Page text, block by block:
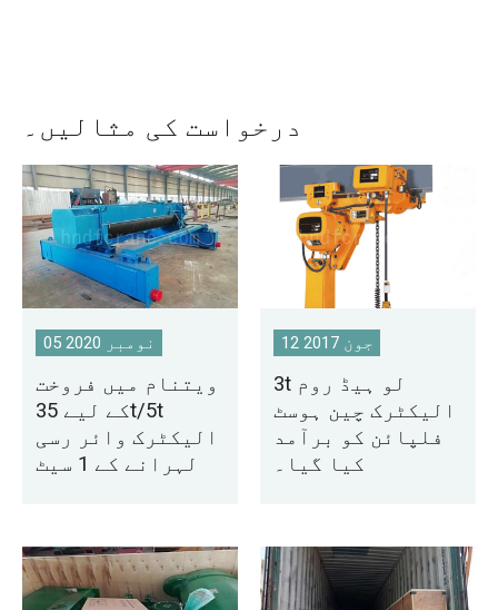
درخواست کی مثالیں۔
05 نومبر 2020
ویتنام میں فروخت
کے لیے 35t/5t
الیکٹرک وائر رسی
لہرانے کے 1 سیٹ
12 جون 2017
3t لو ہیڈ روم
الیکٹرک چین ہوسٹ
فلپائن کو برآمد
کیا گیا۔